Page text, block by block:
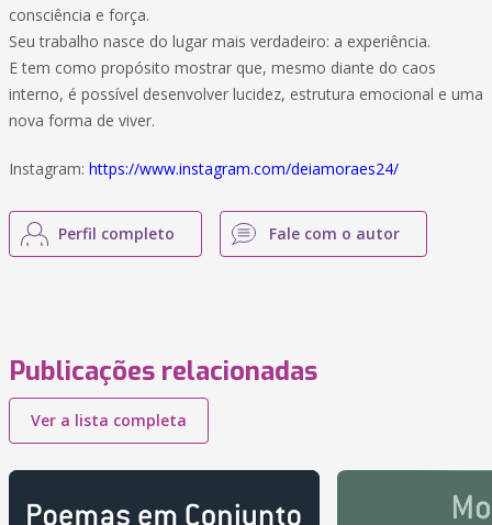
consciência e força.
Seu trabalho nasce do lugar mais verdadeiro: a experiência.
E tem como propósito mostrar que, mesmo diante do caos
interno, é possível desenvolver lucidez, estrutura emocional e uma
nova forma de viver.
Instagram: https://www.instagram.com/deiamoraes24/
Perfil completo Fale com o autor
Publicações relacionadas
Ver a lista completa